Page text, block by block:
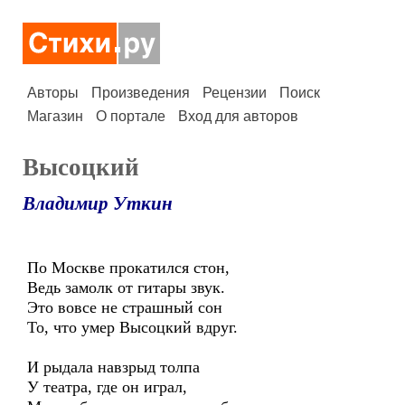
Авторы Произведения Рецензии
Поиск
Магазин
О портале Вход для авторов
Высоцкий
Владимир Уткин
По Москве прокатился стон,
Ведь замолк от гитары звук.
Это вовсе не страшный сон
То, что умер Высоцкий вдруг.
И рыдала навзрыд толпа
У театра, где он играл,